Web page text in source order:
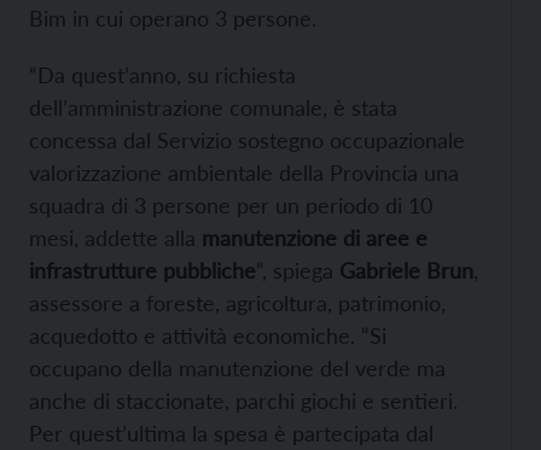
Bim in cui operano 3 persone.
“Da quest’anno, su richiesta
dell’amministrazione comunale, è stata
concessa dal Servizio sostegno occupazionale
valorizzazione ambientale della Provincia una
squadra di 3 persone per un periodo di 10
mesi, addette alla manutenzione di aree e
infrastrutture pubbliche“, spiega Gabriele Brun
assessore a foreste, agricoltura, patrimonio,
acquedotto e attività economiche. “Si
occupano della manutenzione del verde ma
anche di staccionate, parchi giochi e sentieri.
Per quest’ultima la spesa è partecipata dal